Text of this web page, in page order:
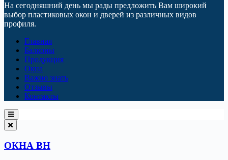
На сегодняшний день мы рады предложить Вам широкий
выбор пластиковых окон и дверей из различных видов
профиля.
Главная
Балконы
Продукция
Окна
Важно знать
Отзывы
Контакты
ОКНА ВН